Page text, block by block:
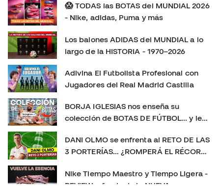
perderte más playtests, comparativas y reviews de las
últimas botas de fútbol: Instagram:
https://www.tiktok.com/@futbolemotion X:
https://x.com/futbolemotion #Mercurial #NikeFootball
#MercurialVapor #MercurialSuperfly #BotasDeFútbol
#Playtest #Review #futbolemotion #botasdefutbol
#futbol #nikemercurial soloporteros_portada_es _es
😱 TODAS las BOTAS del MUNDIAL 2026
- Nike, adidas, Puma y más
Los balones ADIDAS del MUNDIAL a lo
largo de la HISTORIA - 1970–2026
Adivina El Futbolista Profesional con
Jugadores del Real Madrid Castilla
BORJA IGLESIAS nos enseña su
colección de BOTAS DE FÚTBOL... y le
DANI OLMO se enfrenta al RETO DE LAS
3 PORTERÍAS… ¿ROMPERÁ EL RÉCORD?
Nike Tiempo Maestro y Tiempo Ligera -
REVIEW a fondo de la NUEVA